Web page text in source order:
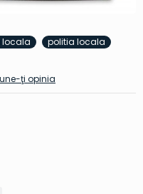
locala politia locala
ţi opinia